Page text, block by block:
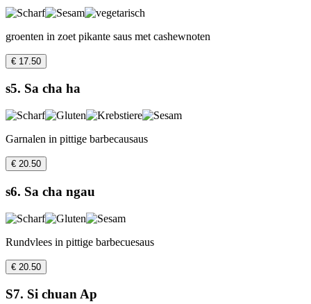
groenten in zoet pikante saus met cashewnoten
€ 17.50
s5. Sa cha ha
Garnalen in pittige barbecausaus
€ 20.50
s6. Sa cha ngau
Rundvlees in pittige barbecuesaus
€ 20.50
S7. Si chuan Ap